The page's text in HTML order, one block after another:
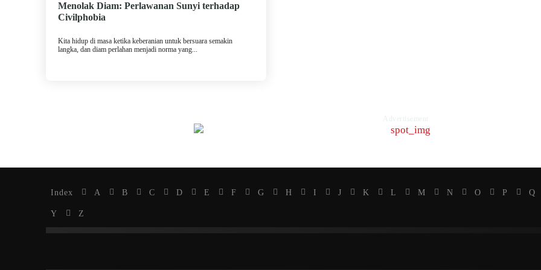
Menolak Diam: Perlawanan Sunyi terhadap
Civilphobia
Kita hidup di masa ketika keberanian untuk bersuara semakin
langka, dan diam perlahan menjadi norma yang...
Advertisement
Index A B C D E F G H I J K L M N O P Q
Y Z